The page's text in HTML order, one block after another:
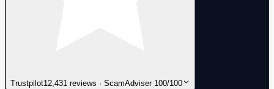
Trustpilot12,431 reviews · ScamAdviser 100/100